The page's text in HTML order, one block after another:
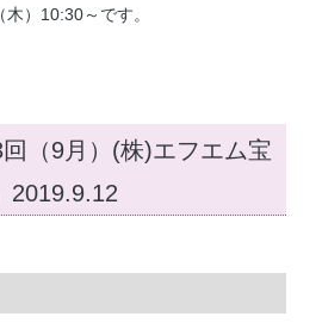
）10:30～です。
（9月）(株)エフエム宝
2019.9.12